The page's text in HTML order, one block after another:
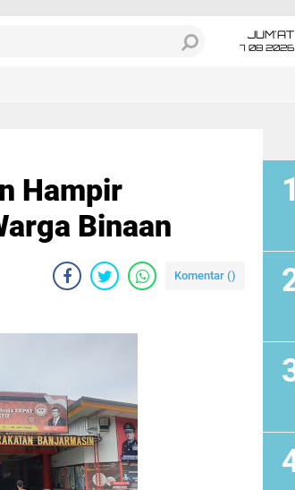
JUM'AT
7 08 2026
Hampir
Binaan
Komentar ()